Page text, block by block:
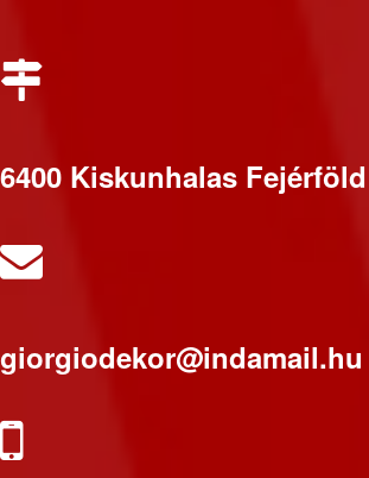
6400 Kiskunhalas
giorgiodekor@indamail.hu